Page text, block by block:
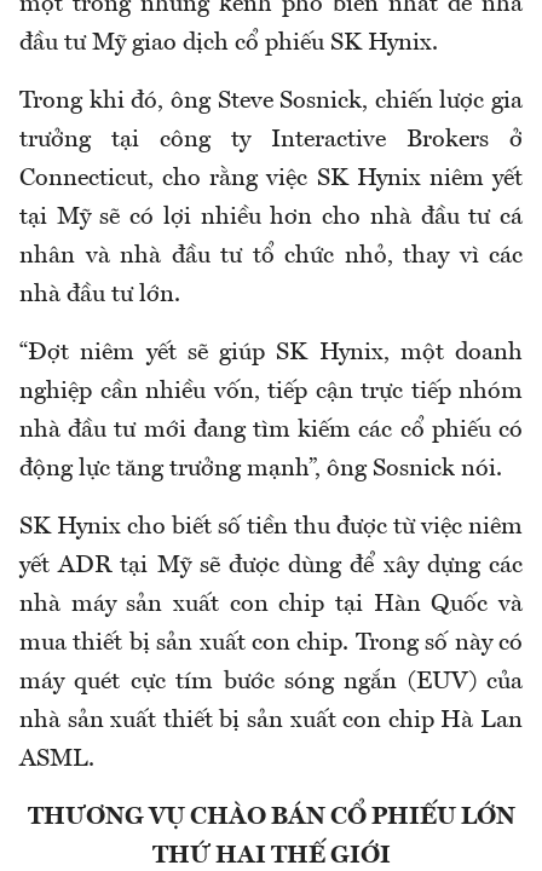
một trong những kênh phổ biến nhất để nhà
đầu tư Mỹ giao dịch cổ phiếu SK Hynix.
Trong khi đó, ông Steve Sosnick, chiến lược gia
trưởng tại công ty Interactive Brokers ở
Connecticut, cho rằng việc SK Hynix niêm yết
tại Mỹ sẽ có lợi nhiều hơn cho nhà đầu tư cá
nhân và nhà đầu tư tổ chức nhỏ, thay vì các
nhà đầu tư lớn.
“Đợt niêm yết sẽ giúp SK Hynix, một doanh
nghiệp cần nhiều vốn, tiếp cận trực tiếp nhóm
nhà đầu tư mới đang tìm kiếm các cổ phiếu có
động lực tăng trưởng mạnh”, ông Sosnick nói.
SK Hynix cho biết số tiền thu được từ việc niêm
yết ADR tại Mỹ sẽ được dùng để xây dựng các
nhà máy sản xuất con chip tại Hàn Quốc và
mua thiết bị sản xuất con chip. Trong số này có
máy quét cực tím bước sóng ngắn (EUV) của
nhà sản xuất thiết bị sản xuất con chip Hà Lan
ASML.
THƯƠNG VỤ CHÀO BÁN CỔ PHIẾU LỚN
THỨ HAI THẾ GIỚI